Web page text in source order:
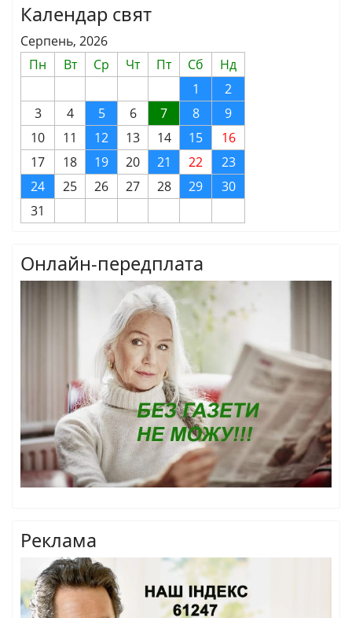
Календар свят
Серпень, 2026
Пн
Вт Ср Чт Пт Сб
Нд
1
2
3
4 5 6 7 8
9
10
11 12 13 14 15
16
17
18 19 20 21 22
23
24
25 26 27 28 29
30
31
Онлайн-передплата
Реклама